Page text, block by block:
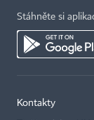
Stáhněte si
Kontakty